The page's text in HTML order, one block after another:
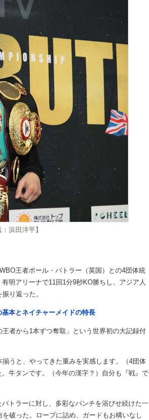
浜田洋平】
王者ポール・バトラー（英国）との4団体統
明アリーナで11回1分9秒KO勝ちし、アジア人
り返った。
本とネイチャーメイドの特長
者から1本ずつ奪取」という世界初の大記録付
うと、やってきた重みを実感します。（4団体
牛タンです。（今年の漢字？）自分も『戦』で
トラーに対し、多彩なパンチを浴びせ続けた一
破った。ロープに詰め、ガードもお構いなし